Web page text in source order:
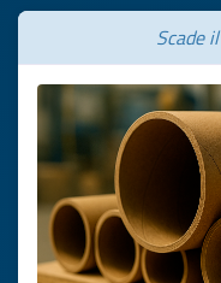
Scade il